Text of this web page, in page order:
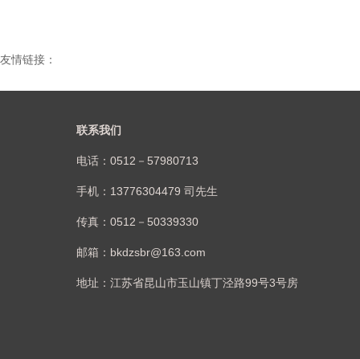
友情链接：
联系我们
电话：0512－57980713
手机：13776304479 司先生
传真：0512－50339330
邮箱：bkdzsbr@163.com
地址：江苏省昆山市玉山镇丁泾路99号3号房